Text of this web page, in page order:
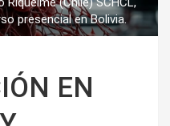
presencial en Bolivia.
EN